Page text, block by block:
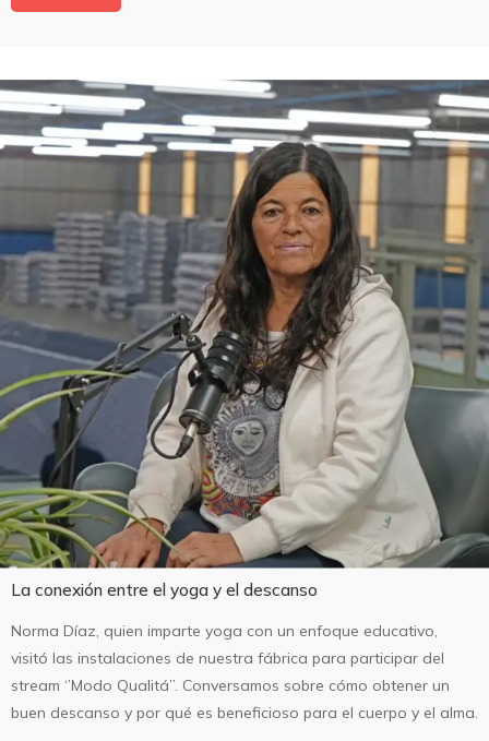
La conexión entre el yoga y el descanso
Norma Díaz, quien imparte yoga con un enfoque educativo,
visitó las instalaciones de nuestra fábrica para participar del
stream ‘’Modo Qualitá’’. Conversamos sobre cómo obtener un
buen descanso y por qué es beneficioso para el cuerpo y el alma.